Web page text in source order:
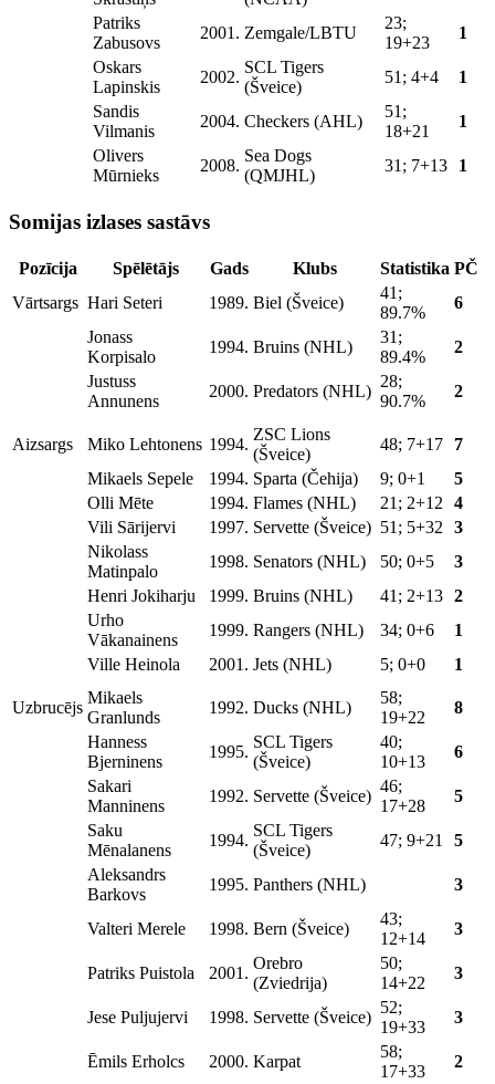
Patriks
Zabusovs
2001. Zemgale/LBTU
23;
19+23
1
Oskars
Lapinskis
2002.
SCL Tigers
(Šveice)
51; 4+4
1
Sandis
Vilmanis
2004. Checkers (AHL)
51;
18+21
1
Olivers
Mūrnieks
2008.
Sea Dogs
(QMJHL)
31; 7+13 1
Somijas izlases sastāvs
Pozīcija Spēlētājs Gads Klubs Statistika PČ
Vārtsargs Hari Seteri 1989. Biel (Šveice)
41;
89.7%
6
Jonass
Korpisalo
1994. Bruins (NHL)
31;
89.4%
2
Justuss
Annunens
2000. Predators (NHL)
28;
90.7%
2
Aizsargs Miko Lehtonens 1994.
ZSC Lions
(Šveice)
48; 7+17
7
Mikaels Sepele
1994. Sparta (Čehija) 9; 0+1
5
Olli Mēte
1994. Flames (NHL) 21; 2+12
4
Vili Sārijervi
1997. Servette (Šveice) 51; 5+32
3
Nikolass
Matinpalo
1998. Senators (NHL) 50; 0+5
3
Henri Jokiharju
1999. Bruins (NHL) 41; 2+13 2
Urho
Vākanainens
1999. Rangers (NHL) 34; 0+6
1
Ville Heinola
2001. Jets (NHL) 5; 0+0 1
Uzbrucējs
Mikaels
Granlunds
1992. Ducks (NHL)
58;
19+22
8
Hanness
Bjerninens
1995.
SCL Tigers
(Šveice)
40;
10+13
6
Sakari
Manninens
1992. Servette (Šveice)
46;
17+28
5
Saku
Mēnalanens
1994.
SCL Tigers
(Šveice)
47; 9+21
5
Aleksandrs
Barkovs
1995. Panthers (NHL) 3
Valteri Merele 1998. Bern (Šveice)
43;
12+14
3
Patriks Puistola 2001.
Orebro
(Zviedrija)
50;
14+22
3
Jese Puljujervi 1998. Servette (Šveice)
52;
19+33
3
Ēmils Erholcs 2000. Karpat
58;
17+33
2